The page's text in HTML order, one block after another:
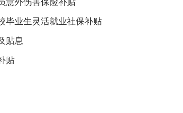
意外伤害保险补贴
毕业生灵活就业社保补贴
贴息
贴